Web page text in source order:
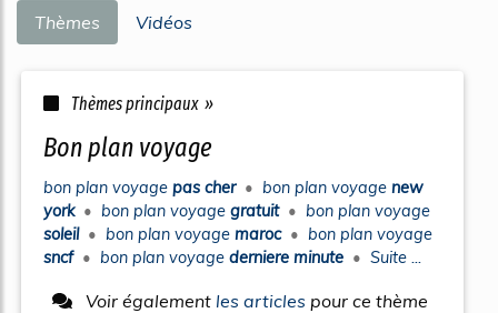
Thèmes Vidéos
Thèmes principaux »
bon plan voyage
bon plan voyage pas cher • bon plan voyage new
york • bon plan voyage gratuit • bon plan voyage
soleil • bon plan voyage maroc • bon plan voyage
sncf • bon plan voyage derniere minute • Suite ...
Voir également les articles pour ce thème